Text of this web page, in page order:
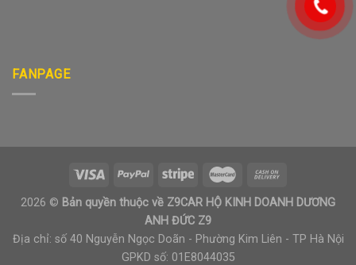
FANPAGE
2026 © Bản quyền thuộc về Z9CAR HỘ KINH DOANH DƯƠNG
ANH ĐỨC Z9
Địa chỉ: số 40 Nguyễn Ngọc Doãn - Phường Kim Liên - TP Hà Nội
GPKD số: 01E8044035